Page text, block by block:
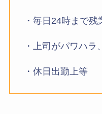
・毎日24時まで残
・上司がパワハラ
・休日出勤上等